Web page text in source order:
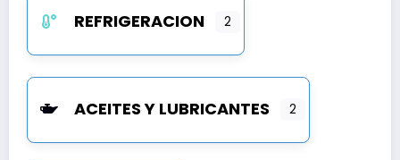
REFRIGERACION 2
ACEITES Y LUBRICANTES 2